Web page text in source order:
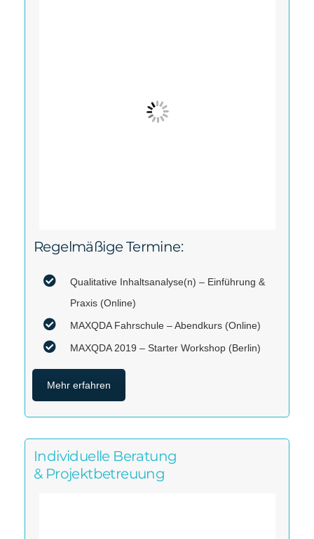
Regelmäßige Termine:
Qualitative Inhaltsanalyse(n) – Einführung &
Praxis (Online)
MAXQDA Fahrschule – Abendkurs (Online)
MAXQDA 2019 – Starter Workshop (Berlin)
Mehr erfahren
Individuelle Beratung
& Projektbetreuung